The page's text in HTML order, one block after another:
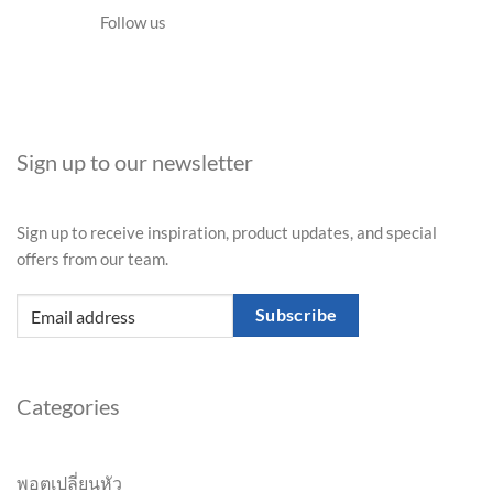
Follow us
Categories
พอตเปลี่ยนหัว
Sign up to our newsletter
Sign up to receive inspiration, product updates, and special
offers from our team.
Subscribe